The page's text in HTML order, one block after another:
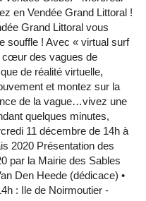
en Vendée Grand Littoral !
Grand Littoral vous
souffle ! Avec « virtual surf
cœur des vagues de
de réalité virtuelle,
et montez sur la
de la vague…vivez une
quelques minutes,
11 décembre de 14h à
2020 Présentation des
par la Mairie des Sables
Den Heede (dédicace) •
: Ile de Noirmoutier -